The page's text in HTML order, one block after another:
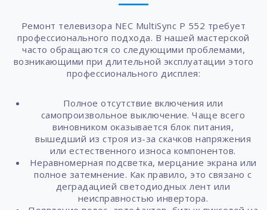
Ремонт телевизора NEC MultiSync P 552 требует
профессионального подхода. В нашей мастерской
часто обращаются со следующими проблемами,
возникающими при длительной эксплуатации этого
профессионального дисплея:
Полное отсутствие включения или
самопроизвольное выключение. Чаще всего
виновником оказывается блок питания,
вышедший из строя из-за скачков напряжения
или естественного износа компонентов.
Неравномерная подсветка, мерцание экрана или
полное затемнение. Как правило, это связано с
деградацией светодиодных лент или
неисправностью инвертора.